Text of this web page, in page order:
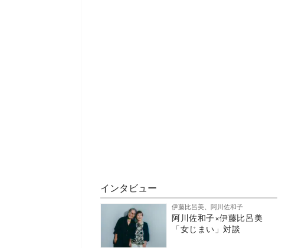
インタビュー
伊藤比呂美、阿川佐和子
阿川佐和子×伊藤比呂美
「女じまい」対談